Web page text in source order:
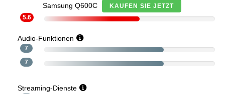
Samsung Q600C
KAUFEN SIE JETZT
5.6
Audio-Funktionen
7
7
Streaming-Dienste